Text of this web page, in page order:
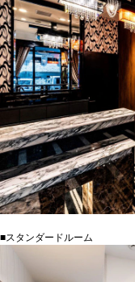
■スタンダードルーム